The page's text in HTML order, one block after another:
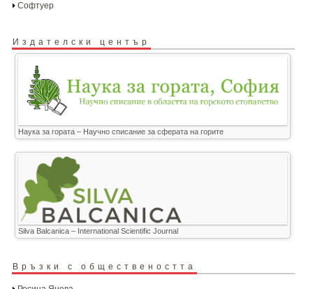
Софтуер
Издателски център
Наука за гората – Научно списание за сферата на горите
Silva Balcanica – International Scientific Journal
Връзки с обществеността